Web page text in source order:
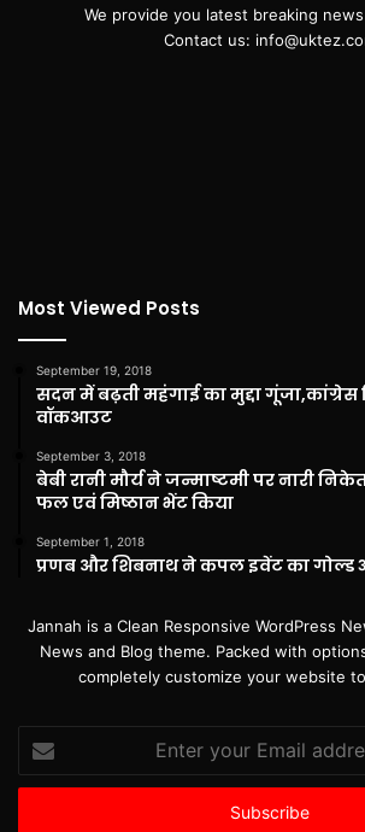
We provide you latest breaking
Contact us:
Most Viewed Posts
September 19, 2018
सदन में बढ़ती महंगाई का मुद्दा गूंजा,कांग्रेस
वॉकआउट
September 3, 2018
बेबी रानी मौर्य ने जन्माष्टमी पर नारी
फल एवं मिष्ठान भेंट किया
September 1, 2018
प्रणब और शिबनाथ ने कपल इवेंट का गोल्ड
Jannah is a Clean Responsive WordPress
News and Blog theme. Packed with
completely customize your website
your
Email